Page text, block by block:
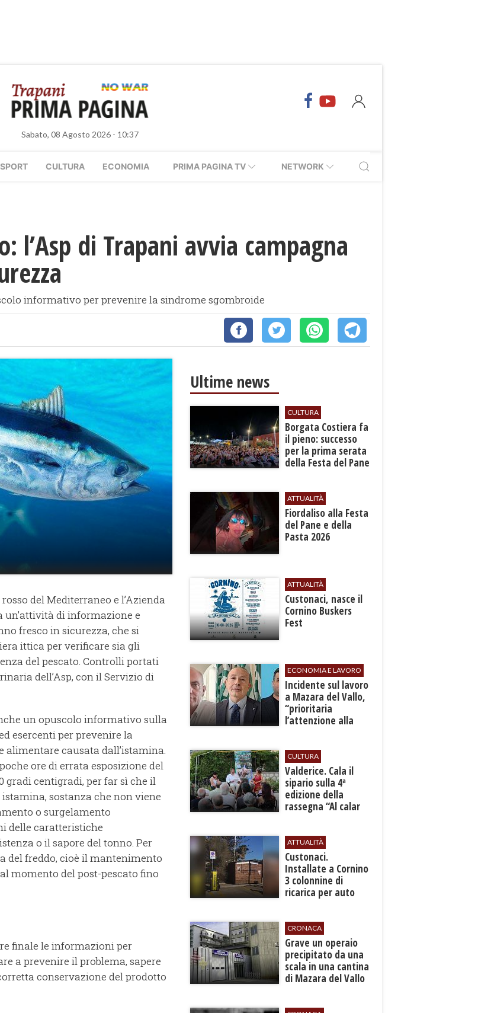
Sabato, 08 Agosto 2026 - 10:37
SPORT CULTURA ECONOMIA PRIMA PAGINA TV NETWORK
l’Asp di Trapani avvia campagna
informativo per prevenire la sindrome sgombroide
del Mediterraneo e l’Azienda
di informazione e
fresco in sicurezza, che si
ittica per verificare sia gli
del pescato. Controlli portati
dell’Asp, con il Servizio di
un opuscolo informativo sulla
esercenti per prevenire la
alimentare causata dall’istamina.
ore di errata esposizione del
gradi centigradi, per far sì che il
sostanza che non viene
o surgelamento
delle caratteristiche
o il sapore del tonno. Per
del freddo, cioè il mantenimento
momento del post-pescato fino
finale le informazioni per
a prevenire il problema, sapere
conservazione del prodotto
Ultime news
CULTURA
​Borgata Costiera fa
il pieno: successo
per la prima serata
della Festa del Pane
ATTUALITÀ
Fiordaliso alla Festa
del Pane e della
Pasta 2026
ATTUALITÀ
Custonaci, nasce il
Cornino Buskers
Fest
ECONOMIA E LAVORO
​Incidente sul lavoro
a Mazara del Vallo,
“prioritaria
l’attenzione alla
CULTURA
Valderice. Cala il
sipario sulla 4ª
edizione della
rassegna “Al calar
ATTUALITÀ
Custonaci.
Installate a Cornino
3 colonnine di
ricarica per auto
CRONACA
​Grave un operaio
precipitato da una
scala in una cantina
di Mazara del Vallo